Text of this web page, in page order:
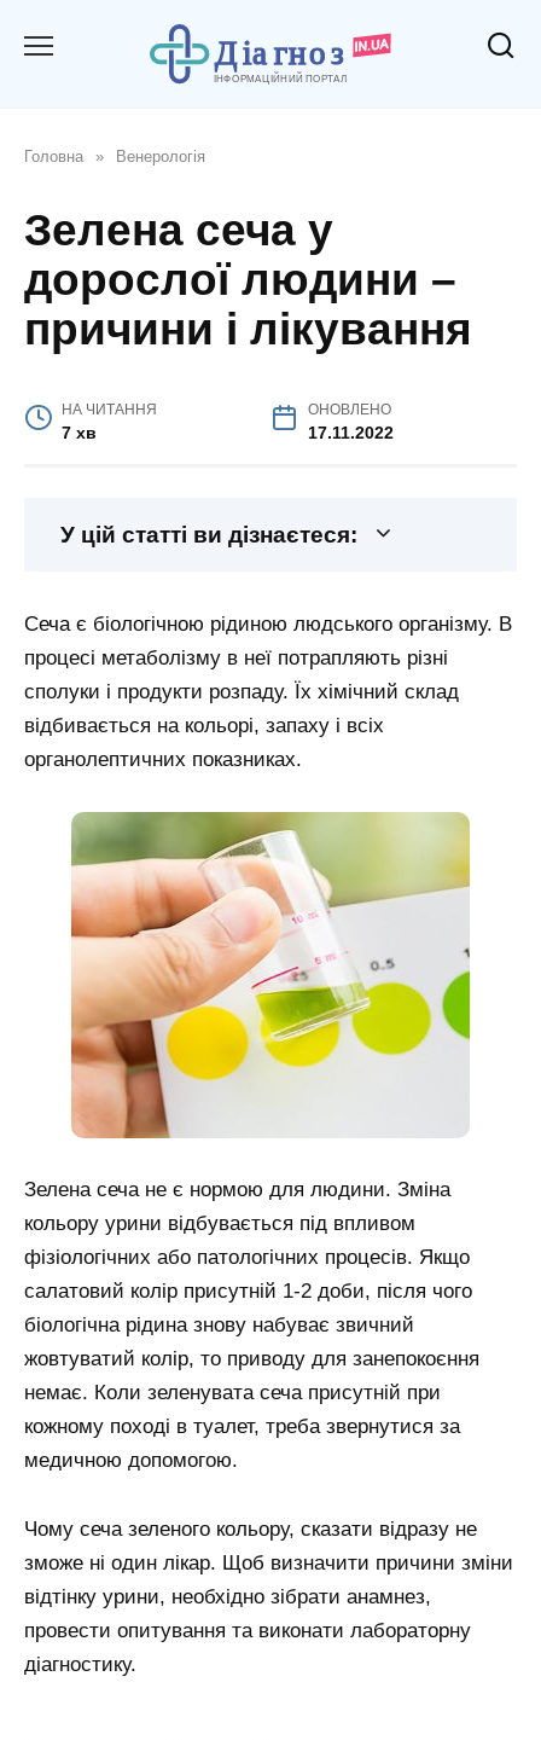
Головна » Венерологія
Зелена сеча у
дорослої людини –
причини і лікування
НА ЧИТАННЯ
7 хв
ОНОВЛЕНО
17.11.2022
У цій статті ви дізнаєтеся:
Сеча є біологічною рідиною людського організму. В
процесі метаболізму в неї потрапляють різні
сполуки і продукти розпаду. Їх хімічний склад
відбивається на кольорі, запаху і всіх
органолептичних показниках.
Зелена сеча не є нормою для людини. Зміна
кольору урини відбувається під впливом
фізіологічних або патологічних процесів. Якщо
салатовий колір присутній 1-2 доби, після чого
біологічна рідина знову набуває звичний
жовтуватий колір, то приводу для занепокоєння
немає. Коли зеленувата сеча присутній при
кожному поході в туалет, треба звернутися за
медичною допомогою.
Чому сеча зеленого кольору, сказати відразу не
зможе ні один лікар. Щоб визначити причини зміни
відтінку урини, необхідно зібрати анамнез,
провести опитування та виконати лабораторну
діагностику.